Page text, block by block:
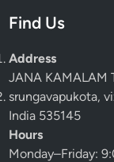
Find Us
Address
JANA KAMALAM
srungavapukota,
India 535145
Hours
Monday–Friday: